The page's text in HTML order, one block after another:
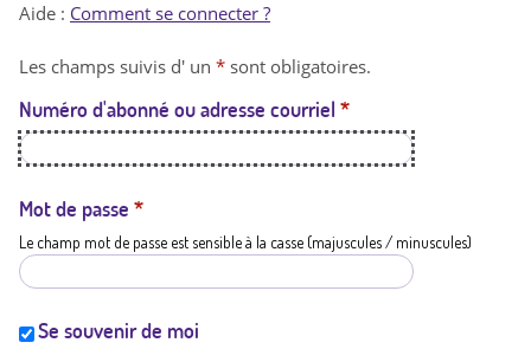
t
a
t
i
Aide : Comment se connecter ?
Les champs suivis d' un * sont obligatoires.
Numéro d'abonné ou adresse courriel *
Mot de passe *
Le champ mot de passe est sensible à la casse (majuscules / minuscules)
Se souvenir de moi